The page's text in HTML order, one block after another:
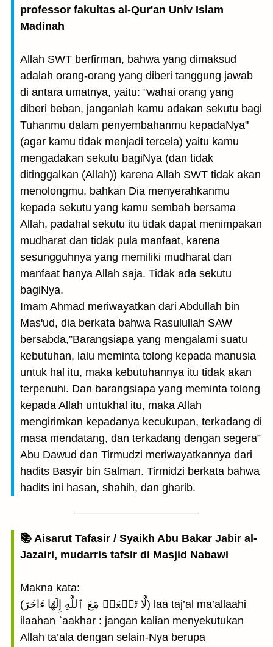
professor fakultas al-Qur'an Univ Islam
Madinah
Allah SWT berfirman, bahwa yang dimaksud
adalah orang-orang yang diberi tanggung jawab
di antara umatnya, yaitu: "wahai orang yang
diberi beban, janganlah kamu adakan sekutu bagi
Tuhanmu dalam penyembahanmu kepadaNya"
(agar kamu tidak menjadi tercela) yaitu kamu
mengadakan sekutu bagiNya (dan tidak
ditinggalkan (Allah)) karena Allah SWT tidak akan
menolongmu, bahkan Dia menyerahkanmu
kepada sekutu yang kamu sembah bersama
Allah, padahal sekutu itu tidak dapat menimpakan
mudharat dan tidak pula manfaat, karena
sesungguhnya yang memiliki mudharat dan
manfaat hanya Allah saja. Tidak ada sekutu
bagiNya.
Imam Ahmad meriwayatkan dari Abdullah bin
Mas'ud, dia berkata bahwa Rasulullah SAW
bersabda,”Barangsiapa yang mengalami suatu
kebutuhan, lalu meminta tolong kepada manusia
untuk hal itu, maka kebutuhannya itu tidak akan
terpenuhi. Dan barangsiapa yang meminta tolong
kepada Allah untukhal itu, maka Allah
mengirimkan kepadanya kecukupan, terkadang di
masa mendatang, dan terkadang dengan segera”
Abu Dawud dan Tirmudzi meriwayatkannya dari
hadits Basyir bin Salman. Tirmidzi berkata bahwa
hadits ini hasan, shahih, dan gharib.
📚 Aisarut Tafasir / Syaikh Abu Bakar Jabir al-
Jazairi, mudarris tafsir di Masjid Nabawi
Makna kata:
(لَّا تَجۡعَلۡ مَعَ ٱللَّهِ إِلَٰهًا ءَاخَرَ) laa taj’al ma’allaahi
ilaahan `aakhar : jangan kalian menyekutukan
Allah ta’ala dengan selain-Nya berupa